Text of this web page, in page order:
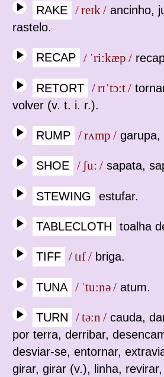
RAKE / reɪk / ancinho,
rastelo.
RECAP / ˈri:kæp /
RETORT / rɪˈtɔ:t /
volver (v. t. i. r.).
RUMP / rʌmp / garupa,
SHOE / ʃu: / sapata,
STEWING estufar.
TABLECLOTH toalha
TIFF / tɪf / briga.
TUNA / ˈtu:nə / atum.
TURN / tə:n / cauda,
por terra, derribar,
desviar‐se, entornar,
girar, girar (v.), linha,